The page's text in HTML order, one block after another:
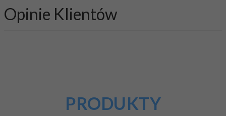
Opinie Klientów
PRODUKTY